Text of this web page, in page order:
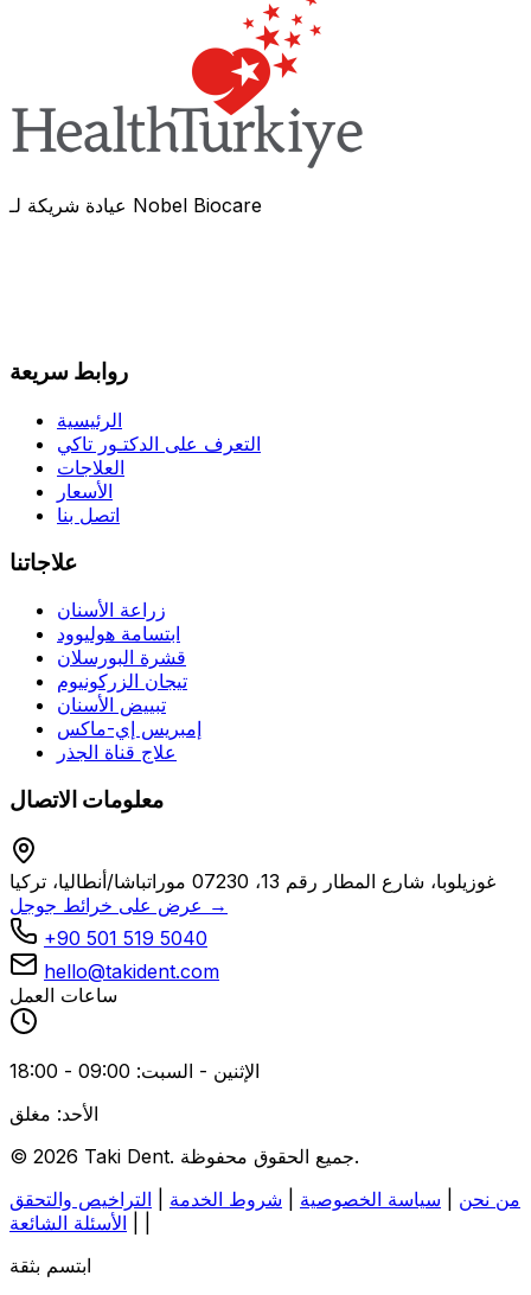
عيادة شريكة لـ Nobel Biocare
روابط سريعة
الرئيسية
التعرف على الدكتـور تاكي
العلاجات
الأسعار
اتصل بنا
علاجاتنا
زراعة الأسنان
ابتسامة هوليوود
قشرة البورسلان
تيجان الزركونيوم
تبييض الأسنان
إمبريس إي-ماكس
علاج قناة الجذر
معلومات الاتصال
غوزيلوبا، شارع المطار رقم 13، 07230 موراتباشا/أنطاليا، تركيا
عرض على خرائط جوجل →
+90 501 519 5040
hello@takident.com
ساعات العمل
الإثنين - السبت: 09:00 - 18:00
الأحد: مغلق
© 2026 Taki Dent. جميع الحقوق محفوظة.
من نحن
سياسة الخصوصية شروط الخدمة
التراخيص والتحقق
الأسئلة الشائعة
ابتسم بثقة